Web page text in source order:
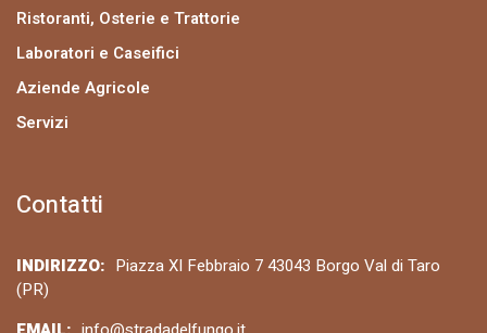
Ristoranti, Osterie e Trattorie
Laboratori e Caseifici
Aziende Agricole
Servizi
Contatti
INDIRIZZO: Piazza XI Febbraio 7 43043 Borgo Val di Taro
(PR)